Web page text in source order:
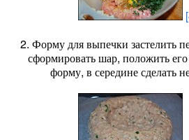
2. Форму для выпечки застелить
сформировать шар, положить
форму, в середине сделать